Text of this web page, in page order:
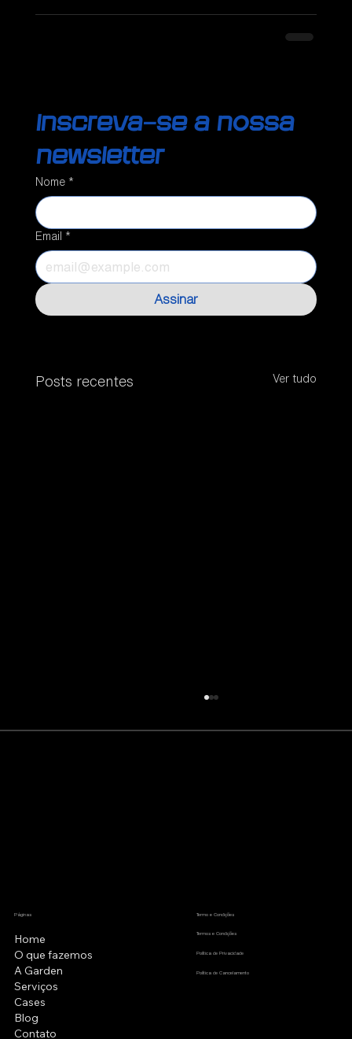
Inscreva-se a nossa
newsletter
Nome *
Email *
Assinar
Posts recentes Ver tudo
Páginas
Home
O que fazemos
A Garden
Serviços
Cases
Blog
Contato
Termo e Condições
Termos e Condições
Política de Privacidade
Política de Cancelamento